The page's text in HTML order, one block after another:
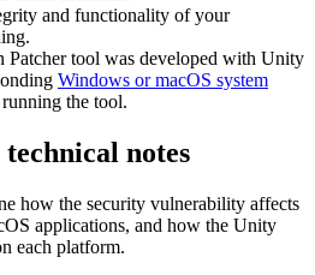
and functionality of your
tool was developed with Unity
Windows or macOS system
the tool.
notes
how the security vulnerability affects
applications, and how the Unity
each platform.